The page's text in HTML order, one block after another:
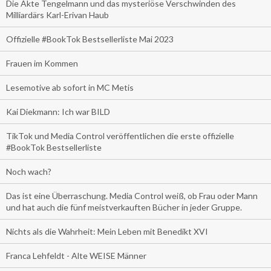
Die Akte Tengelmann und das mysteriöse Verschwinden des
Milliardärs Karl-Erivan Haub
Offizielle #BookTok Bestsellerliste Mai 2023
Frauen im Kommen
Lesemotive ab sofort in MC Metis
Kai Diekmann: Ich war BILD
TikTok und Media Control veröffentlichen die erste offizielle
#BookTok Bestsellerliste
Noch wach?
Das ist eine Überraschung. Media Control weiß, ob Frau oder Mann
und hat auch die fünf meistverkauften Bücher in jeder Gruppe.
Nichts als die Wahrheit: Mein Leben mit Benedikt XVI
Franca Lehfeldt - Alte WEISE Männer